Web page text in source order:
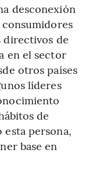
desconexión
directivos de
en el sector
otros países
líderes
de
persona,
base en